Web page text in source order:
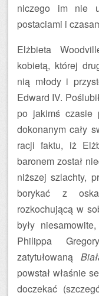
niczego im nie
postaciami i
Elżbieta
kobietą, której
nią młody i
Edward IV.
po jakimś czasie
dokonanym cały
racji faktu, iż
baronem został
niższej szlachty,
borykać z
rozkochującą w
były
Philippa
zatytułowaną
powstał właśnie
doczekać